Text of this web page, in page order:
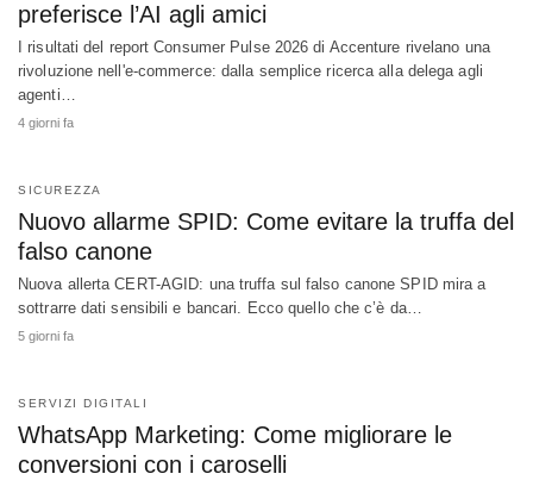
preferisce l’AI agli amici
I risultati del report Consumer Pulse 2026 di Accenture rivelano una
rivoluzione nell'e-commerce: dalla semplice ricerca alla delega agli
agenti…
4 giorni fa
SICUREZZA
Nuovo allarme SPID: Come evitare la truffa del
falso canone
Nuova allerta CERT-AGID: una truffa sul falso canone SPID mira a
sottrarre dati sensibili e bancari. Ecco quello che c’è da…
5 giorni fa
SERVIZI DIGITALI
WhatsApp Marketing: Come migliorare le
conversioni con i caroselli